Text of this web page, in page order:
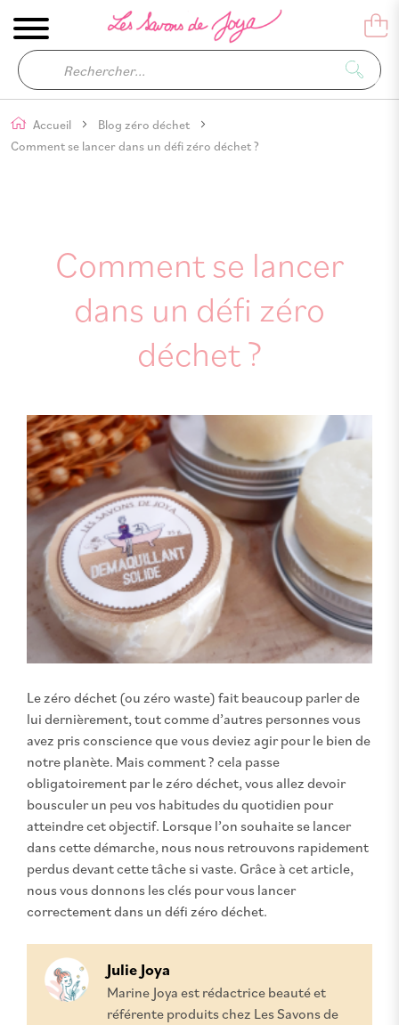
Accueil
Blog zéro déchet
Comment se lancer dans un défi zéro déchet ?
Comment se lancer
dans un défi zéro
déchet ?
Le zéro déchet (ou zéro waste) fait beaucoup parler de
lui dernièrement, tout comme d’autres personnes vous
avez pris conscience que vous deviez agir pour le bien de
notre planète. Mais comment ? cela passe
obligatoirement par le zéro déchet, vous allez devoir
bousculer un peu vos habitudes du quotidien pour
atteindre cet objectif. Lorsque l’on souhaite se lancer
dans cette démarche, nous nous retrouvons rapidement
perdus devant cette tâche si vaste. Grâce à cet article,
nous vous donnons les clés pour vous lancer
correctement dans un défi zéro déchet.
Julie Joya
Marine Joya est rédactrice beauté et
référente produits chez Les Savons de